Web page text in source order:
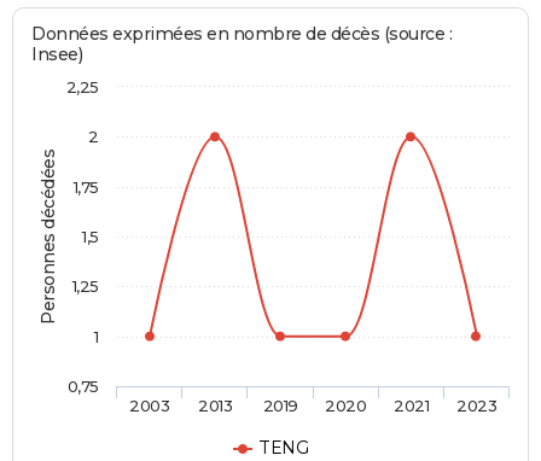
Personnes décédées
Données exprimées en nombre de décès (source :
Insee)
TENG
2003 2013 2019 2020 2021 2023
0,75
1
1,25
1,5
1,75
2
2,25